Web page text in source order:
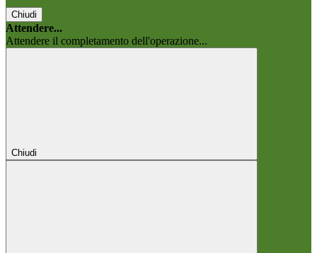
Chiudi
Attendere...
Attendere il completamento dell'operazione...
Chiudi